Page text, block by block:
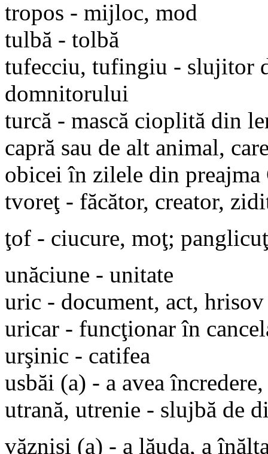
tropos - mijloc, mod
tulbă - tolbă
tufecciu, tufingiu - slujitor
domnitorului
turcă - mască cioplită din
capră sau de alt animal,
obicei în zilele din
tvoreţ - făcător, creator,
ţof - ciucure, moţ;
unăciune - unitate
uric - document, act, hrisov
uricar - funcţionar în
urşinic - catifea
usbăi (a) - a avea încredere,
utrană, utrenie - slujbă de
văznisi (a) - a lăuda, a